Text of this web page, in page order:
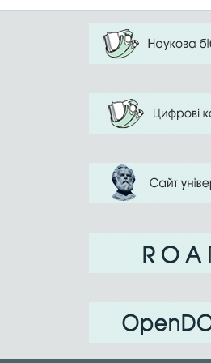
При помощи
выражения -
анализируется
"Сагайдачний"
В романе